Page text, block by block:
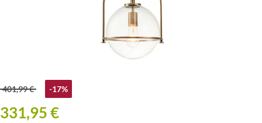
401,99 € -17%
331,95 €